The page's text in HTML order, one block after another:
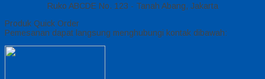
Ruko ABCDE No. 123 - Tanah Abang, Jakarta
Produk Quick Order
Pemesanan dapat langsung menghubungi kontak dibawah: